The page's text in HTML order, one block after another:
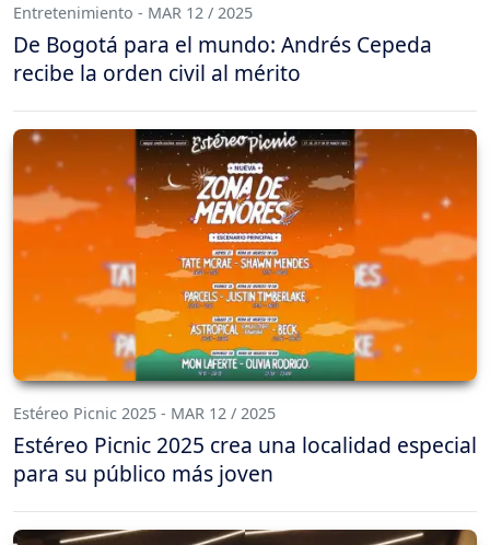
Entretenimiento - MAR 12 / 2025
De Bogotá para el mundo: Andrés Cepeda
recibe la orden civil al mérito
Estéreo Picnic 2025 - MAR 12 / 2025
Estéreo Picnic 2025 crea una localidad especial
para su público más joven